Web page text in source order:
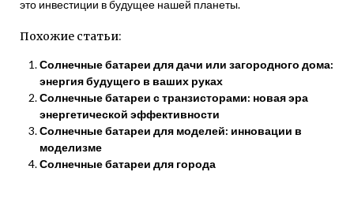
это инвестиции в будущее нашей планеты.
Похожие статьи:
Солнечные батареи для дачи или загородного дома:
энергия будущего в ваших руках
Солнечные батареи с транзисторами: новая эра
энергетической эффективности
Солнечные батареи для моделей: инновации в
моделизме
Солнечные батареи для города